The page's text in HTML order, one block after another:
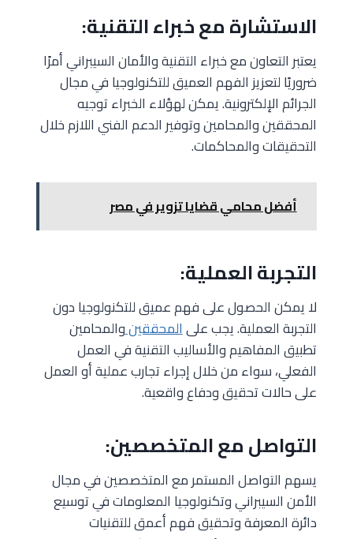
الاستشارة مع خبراء التقنية:
يعتبر التعاون مع خبراء التقنية والأمان السيبراني أمرًا
ضروريًا لتعزيز الفهم العميق للتكنولوجيا في مجال
الجرائم الإلكترونية. يمكن لهؤلاء الخبراء توجيه
المحققين والمحامين وتوفير الدعم الفني اللازم خلال
التحقيقات والمحاكمات.
أفضل محامي قضايا تزوير في مصر
التجربة العملية:
لا يمكن الحصول على فهم عميق للتكنولوجيا دون
التجربة العملية. يجب علىالمحققينوالمحامين
تطبيق المفاهيم والأساليب التقنية في العمل
الفعلي، سواء من خلال إجراء تجارب عملية أو العمل
على حالات تحقيق ودفاع واقعية.
التواصل مع المتخصصين:
يسهم التواصل المستمر مع المتخصصين في مجال
الأمن السيبراني وتكنولوجيا المعلومات في توسيع
دائرة المعرفة وتحقيق فهم أعمق للتقنيات